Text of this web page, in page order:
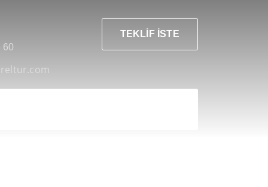
60
TEKLİF İSTE